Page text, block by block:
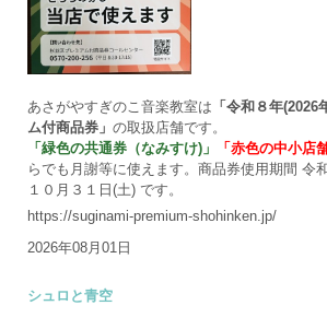
あさがやすぎのこ音楽教室は 「令和８年
ム付商品券」 の取扱店舗です。
「緑色の共通券（なみすけ)」
「赤色の中小店
らでも月謝等に使えます。商品券使用期間 令
１０月３１日(土) です。
https://suginami-premium-shohinken.jp/
2026年08月01日
シュロと青空